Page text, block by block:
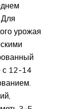
Для
урожая
с 12-14